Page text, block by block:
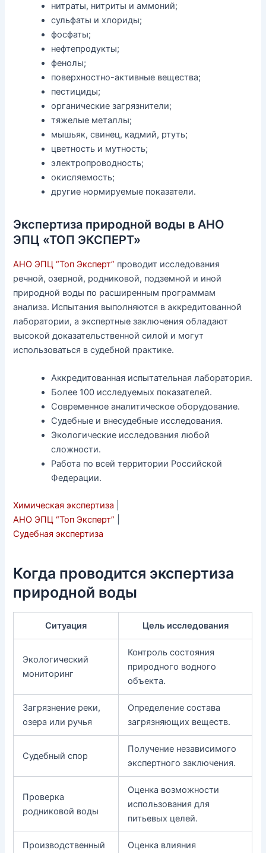
нитраты, нитриты и аммоний;
сульфаты и хлориды;
фосфаты;
нефтепродукты;
фенолы;
поверхностно-активные вещества;
пестициды;
органические загрязнители;
тяжелые металлы;
мышьяк, свинец, кадмий, ртуть;
цветность и мутность;
электропроводность;
окисляемость;
другие нормируемые показатели.
Экспертиза природной воды в АНО
ЭПЦ «ТОП ЭКСПЕРТ»
АНО ЭПЦ “Топ Эксперт” проводит исследования
речной, озерной, родниковой, подземной и иной
природной воды по расширенным программам
анализа. Испытания выполняются в аккредитованной
лаборатории, а экспертные заключения обладают
высокой доказательственной силой и могут
использоваться в судебной практике.
Аккредитованная испытательная лаборатория.
Более 100 исследуемых показателей.
Современное аналитическое оборудование.
Судебные и внесудебные исследования.
Экологические исследования любой
сложности.
Работа по всей территории Российской
Федерации.
Химическая экспертиза
АНО ЭПЦ “Топ Эксперт”
Судебная экспертиза
Когда проводится экспертиза
природной воды
Ситуация Цель исследования
Экологический
мониторинг
Контроль состояния
природного водного
объекта.
Загрязнение реки,
озера или ручья
Определение состава
загрязняющих веществ.
Судебный спор
Получение независимого
экспертного заключения.
Проверка
родниковой воды
Оценка возможности
использования для
питьевых целей.
Производственный Оценка влияния